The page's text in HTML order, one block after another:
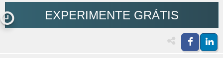
EXPERIMENTE GRÁTIS